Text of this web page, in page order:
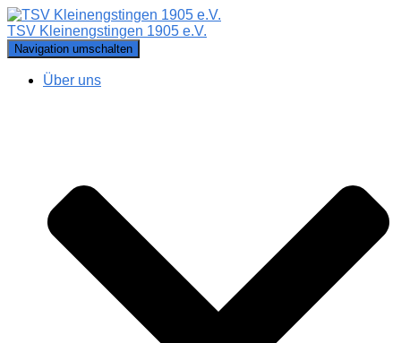
TSV Kleinengstingen 1905 e.V.
Navigation umschalten
Über uns